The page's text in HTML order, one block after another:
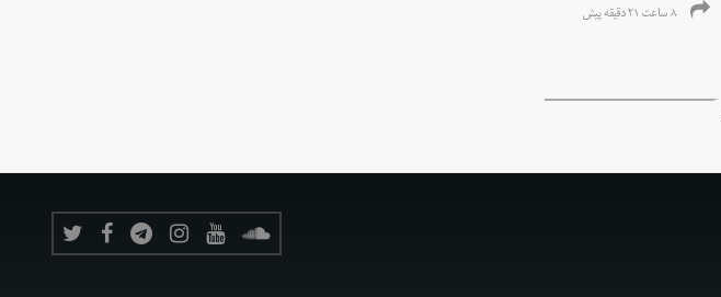
۸ ساعت ۲۱ دقیقه پیش